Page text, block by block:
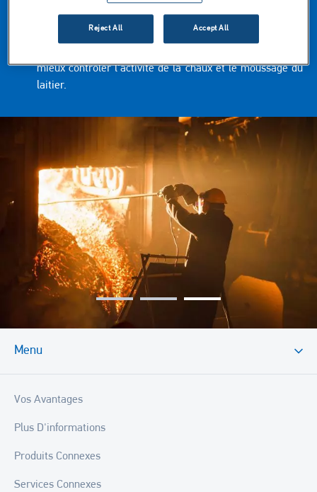
Manipulation de la chaux pour éviter la production de
mieux contrôler l'activité de la chaux et le moussage du
laitier.
Menu
Vos Avantages
Plus D'informations
Produits Connexes
Services Connexes
Reject All Accept All